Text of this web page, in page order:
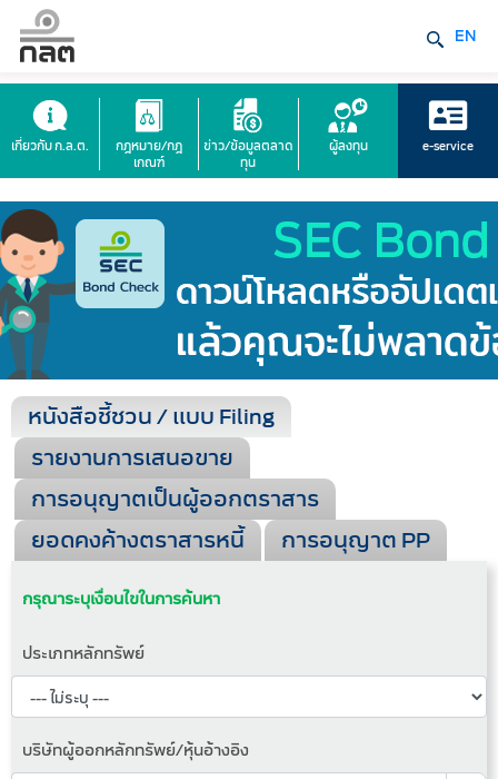
EN
เกี่ยวกับ ก.ล.ต.
กฎหมาย/กฎ
เกณฑ์
ข่าว/ข้อมูลตลาด
ทุน
ผู้ลงทุน e-service
หนังสือชี้ชวน / แบบ Filing
รายงานการเสนอขาย
การอนุญาตเป็นผู้ออกตราสาร
ยอดคงค้างตราสารหนี้
การอนุญาต PP
กรุณาระบุเงื่อนไขในการค้นหา
ประเภทหลักทรัพย์
บริษัทผู้ออกหลักทรัพย์/หุ้นอ้างอิง